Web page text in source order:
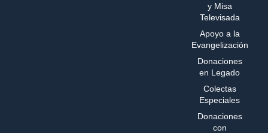
y Misa
Televisada
Apoyo a la
Evangelización
Donaciones
en Legado
Colectas
Especiales
Donaciones
con